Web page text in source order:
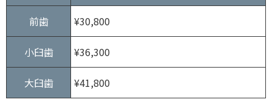
前歯 ¥30,800
小臼歯 ¥36,300
大臼歯 ¥41,800